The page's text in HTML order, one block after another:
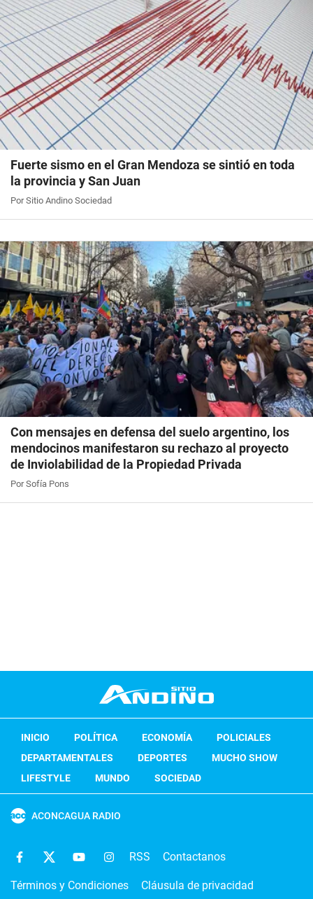
Fuerte sismo en el Gran Mendoza se sintió en toda
la provincia y San Juan
Por Sitio Andino Sociedad
Con mensajes en defensa del suelo argentino, los
mendocinos manifestaron su rechazo al proyecto
de Inviolabilidad de la Propiedad Privada
Por Sofía Pons
INICIO POLÍTICA ECONOMÍA
POLICIALES
DEPARTAMENTALES
DEPORTES
MUCHO SHOW
LIFESTYLE
MUNDO SOCIEDAD
ACONCAGUA RADIO
RSS Contactanos
Términos y Condiciones Cláusula de privacidad